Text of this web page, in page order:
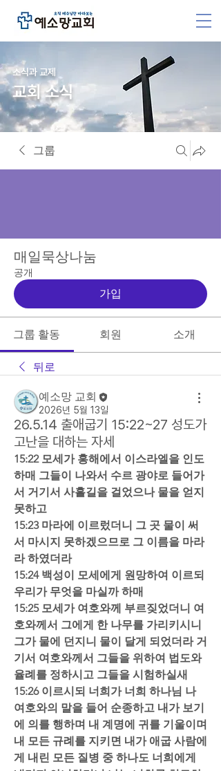
소식과 교제
교회 소식
그룹
매일묵상나눔
공개
가입
그룹 활동 회원 소개
뒤로
예소망 교회
2026년 5월 13일
26.5.14 출애굽기 15:22~27 성도가
고난을 대하는 자세
15:22 모세가 홍해에서 이스라엘을 인도
하매 그들이 나와서 수르 광야로 들어가
서 거기서 사흘길을 걸었으나 물을 얻지
못하고
15:23 마라에 이르렀더니 그 곳 물이 써
서 마시지 못하겠으므로 그 이름을 마라
라 하였더라
15:24 백성이 모세에게 원망하여 이르되
우리가 무엇을 마실까 하매
15:25 모세가 여호와께 부르짖었더니 여
호와께서 그에게 한 나무를 가리키시니
그가 물에 던지니 물이 달게 되었더라 거
기서 여호와께서 그들을 위하여 법도와
율례를 정하시고 그들을 시험하실새
15:26 이르시되 너희가 너희 하나님 나
여호와의 말을 들어 순종하고 내가 보기
에 의를 행하며 내 계명에 귀를 기울이며
내 모든 규례를 지키면 내가 애굽 사람에
게 내린 모든 질병 중 하나도 너희에게